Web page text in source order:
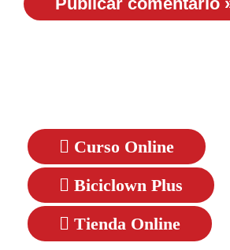
Curso Online
Biciclown Plus
Tienda Online